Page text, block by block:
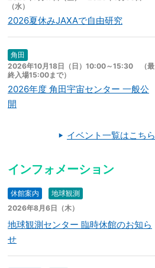
（水）
2026夏休みJAXAで自由研究
角田
2026年10月18日（日）10:00～15:30 （最
終入場15:00まで）
2026年度 角田宇宙センター 一般公
開
イベント一覧はこちら
インフォメーション
休館案内
地球観測
2026年8月6日（木）
地球観測センター 臨時休館のお知ら
せ